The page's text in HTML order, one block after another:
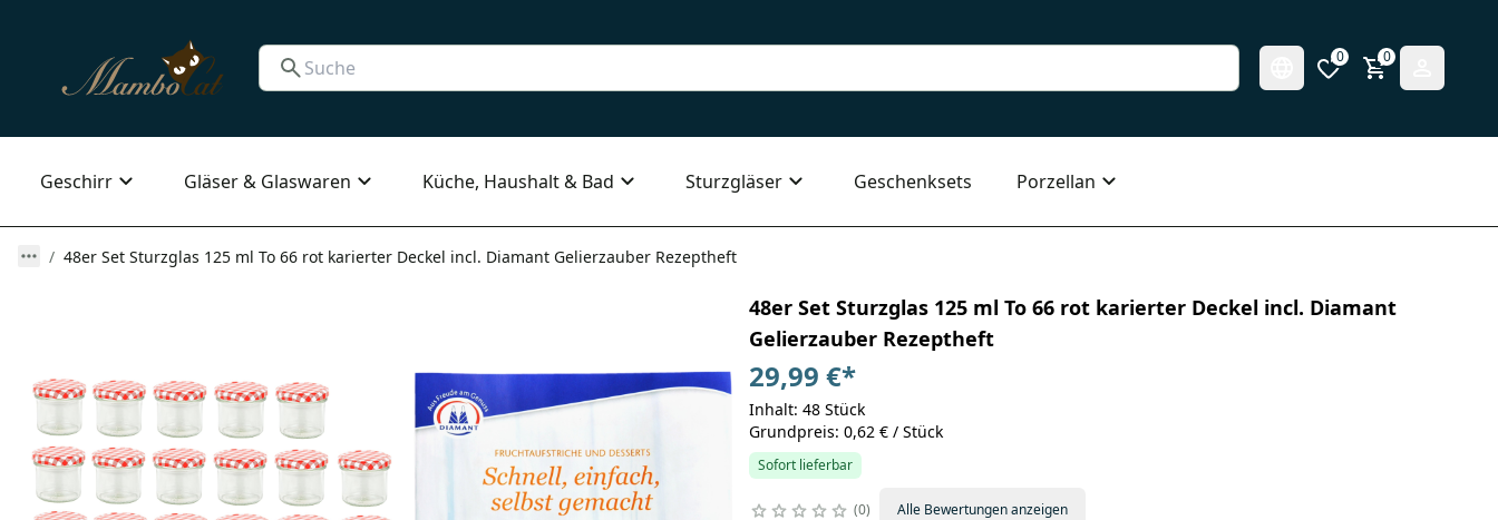
0 0
Geschirr Gläser & Glaswaren Küche, Haushalt & Bad Sturzgläser Geschenksets Porzellan
48er Set Sturzglas 125 ml To 66 rot karierter Deckel incl. Diamant Gelierzauber Rezeptheft
48er Set Sturzglas 125 ml To 66 rot karierter Deckel incl. Diamant
Gelierzauber Rezeptheft
29,99 €*
Inhalt: 48 Stück
Grundpreis: 0,62 € / Stück
Sofort lieferbar
0 Alle Bewertungen anzeigen